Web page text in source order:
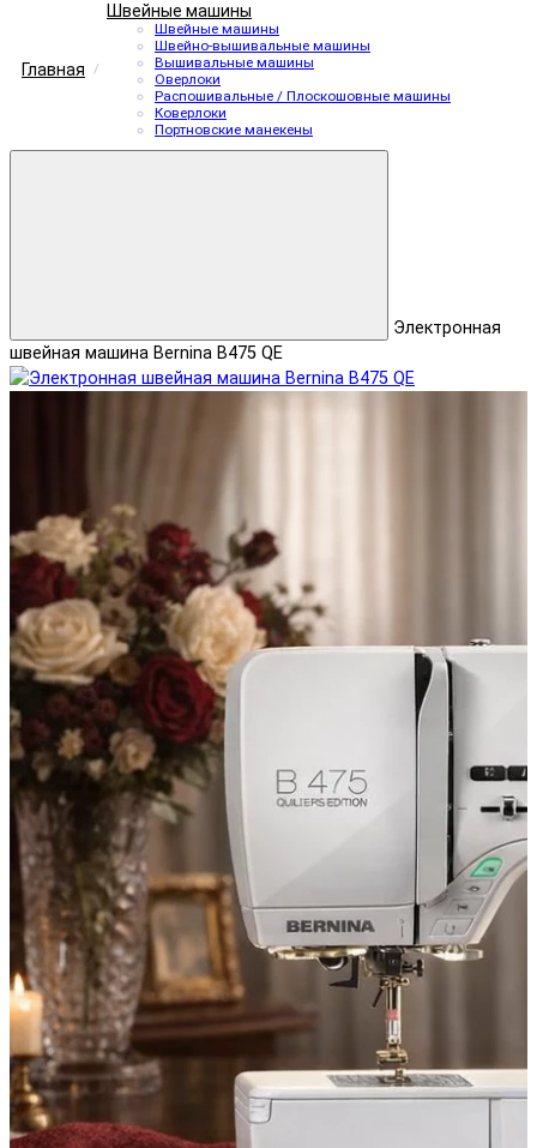
Главная
Швейные машины
Швейные машины
Швейно-вышивальные машины
Вышивальные машины
Оверлоки
Распошивальные / Плоскошовные машины
Коверлоки
Портновские манекены
Электронная
швейная машина Bernina B475 QE